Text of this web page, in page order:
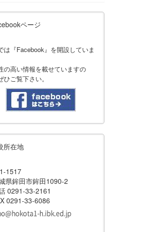
ページ
は『Facebook』を開設していま
の高い情報を載せていますの
ひご覧下さい。
所在地
1517
県鉾田市鉾田1090-2
0291-33-2161
0291-33-6086